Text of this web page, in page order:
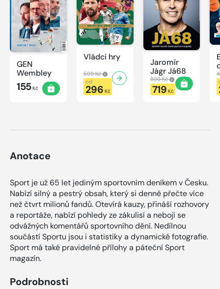
GEN
Wembley
155Kč
Vládci hry
599 Kč
od
296 Kč
Jaromír
Jágr Já68
899 Kč
719 Kč
Anotace
Sport je už 65 let jediným sportovním deníkem v Česku.
Nabízí silný a pestrý obsah, který si denně přečte více
než čtvrt milionů fandů. Otevírá kauzy, přináší rozhovory
a reportáže, nabízí pohledy ze zákulisí a nebojí se
odvážných komentářů sportovního dění. Nedílnou
součástí Sportu jsou i statistiky a dynamické fotografie.
Sport má také pravidelné přílohy a páteční Sport
magazín.
Podrobnosti